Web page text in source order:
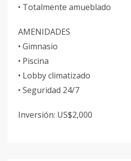
• Totalmente amueblado
AMENIDADES
• Gimnasio
• Piscina
• Lobby climatizado
• Seguridad 24/7
Inversión: US$2,000